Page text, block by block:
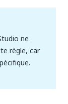
ne
règle, car